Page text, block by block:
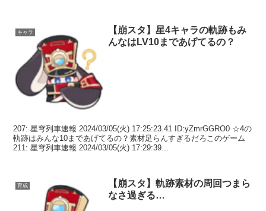
キャラ
【崩スタ】星4キャラの軌跡もみ
んなはLV10まであげてるの？
207: 星穹列車速報 2024/03/05(火) 17:25:23.41 ID:yZmrGGRO0 ☆4の
軌跡はみんな10まであげてるの？素材足らんすぎるだろこのゲーム
211: 星穹列車速報 2024/03/05(火) 17:29:39...
育成
【崩スタ】軌跡素材の周回つまら
なさ過ぎる…